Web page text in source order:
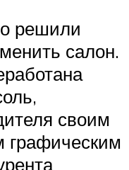
решили
салон.
своим
графическим